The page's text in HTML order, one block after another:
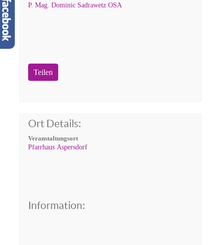
P. Mag. Dominic Sadrawetz OSA
Teilen
Ort Details:
Veranstaltungsort
Pfarrhaus Aspersdorf
Information: